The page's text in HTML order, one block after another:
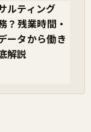
ルティング
？残業時間・
ータから働き
解説